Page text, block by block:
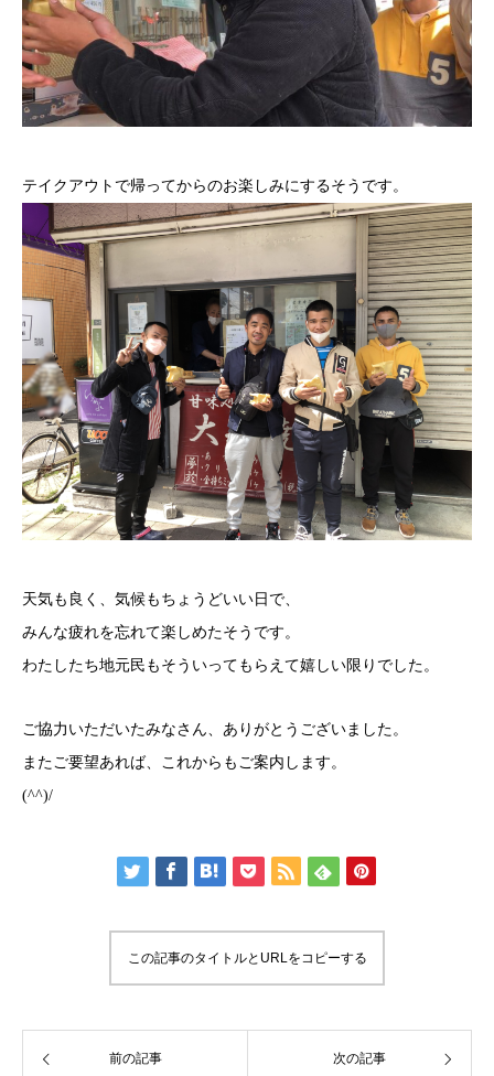
テイクアウトで帰ってからのお楽しみにするそうです。
天気も良く、気候もちょうどいい日で、
みんな疲れを忘れて楽しめたそうです。
わたしたち地元民もそういってもらえて嬉しい限りでした。
ご協力いただいたみなさん、ありがとうございました。
またご要望あれば、これからもご案内します。
(^^)/
この記事のタイトルとURLをコピーする
前の記事 次の記事